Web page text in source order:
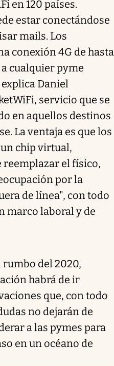
en 120 países.
estar conectándose
mails. Los
conexión 4G de hasta
cualquier pyme
Daniel
servicio que se
en aquellos destinos
La ventaja es que los
chip virtual,
el físico,
por la
de línea", con todo
marco laboral y de
rumbo del 2020,
habrá de ir
que, con todo
no dejarán de
a las pymes para
en un océano de